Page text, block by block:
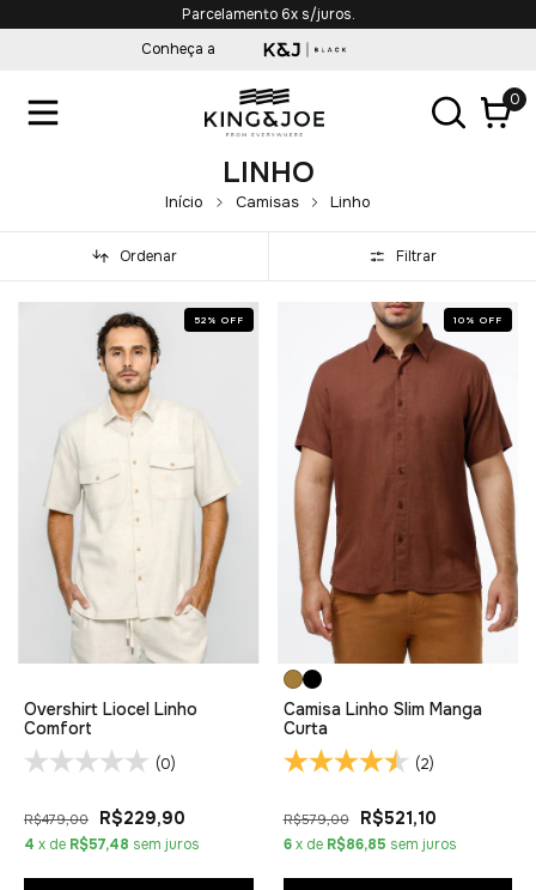
Frete Grátis em compras acima de R$349,90*
Conheça a
0
LINHO
Início Camisas Linho
Ordenar Filtrar
52 % OFF
Overshirt Liocel Linho
Comfort
(0)
R$479,00 R$229,90
4 x de R$57,48 sem juros
10 % OFF
Camisa Linho Slim Manga
Curta
(2)
R$579,00 R$521,10
6 x de R$86,85 sem juros